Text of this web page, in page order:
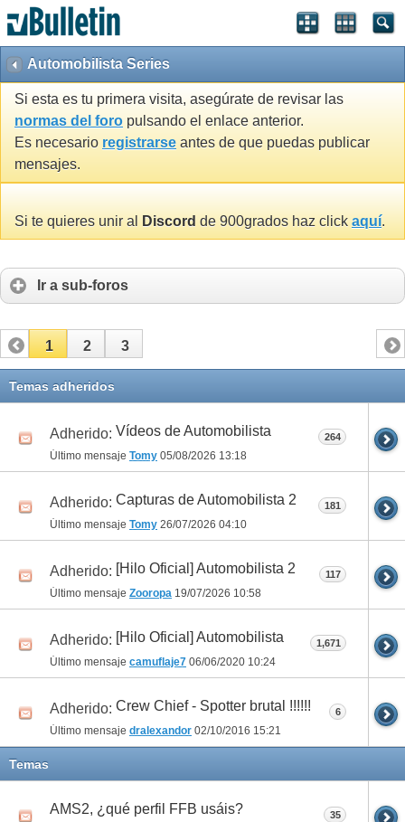
Automobilista Series
Si esta es tu primera visita, asegúrate de revisar las
normas del foro pulsando el enlace anterior.
Es necesario registrarse antes de que puedas publicar
mensajes.
Si te quieres unir al Discord de 900grados haz click aquí.
Ir a sub-foros
1 2 3
Temas adheridos
Adherido: Vídeos de Automobilista
Último mensaje Tomy 05/08/2026 13:18
264
Adherido: Capturas de Automobilista 2
Último mensaje Tomy 26/07/2026 04:10
181
Adherido: [Hilo Oficial] Automobilista 2
Último mensaje Zooropa 19/07/2026 10:58
117
Adherido: [Hilo Oficial] Automobilista
Último mensaje camuflaje7 06/06/2020 10:24
1,671
Adherido: Crew Chief - Spotter brutal !!!!!!
Último mensaje dralexandor 02/10/2016 15:21
6
Temas
AMS2, ¿qué perfil FFB usáis? 35